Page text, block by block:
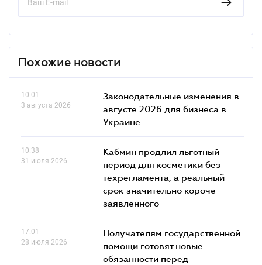
Похожие новости
10.01
3 августа 2026
Законодательные изменения в
августе 2026 для бизнеса в
Украине
10.38
31 июля 2026
Кабмин продлил льготный
период для косметики без
техрегламента, а реальный
срок значительно короче
заявленного
17.01
28 июля 2026
Получателям государственной
помощи готовят новые
обязанности перед